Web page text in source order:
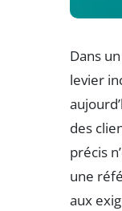
Dans
levier
des
précis
une
aux